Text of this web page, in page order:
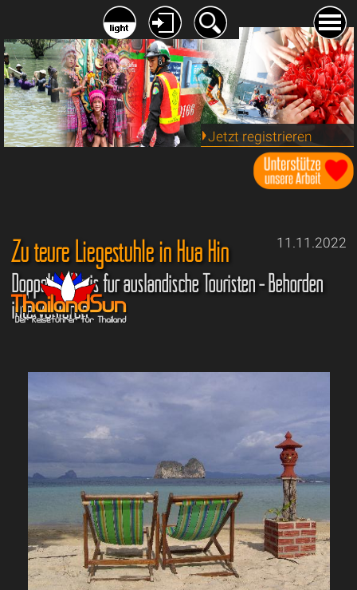
Jetzt registrieren
11.11.2022
Zu teure Liegestühle in Hua Hin
Doppelter Preis für ausländische Touristen - Behörden
intervenieren